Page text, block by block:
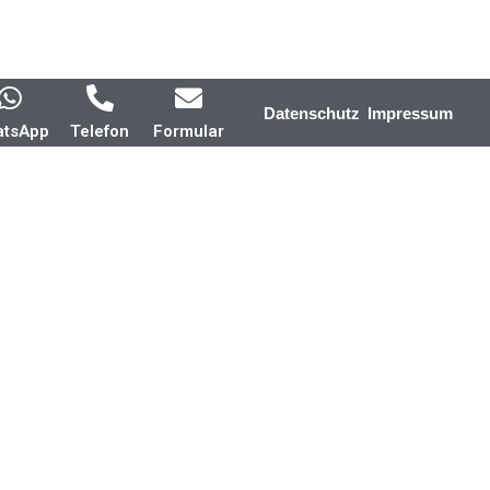
Telefon Formular
Datenschutz Impressum